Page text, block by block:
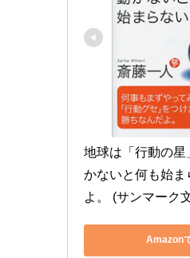
地球は「行動の星
かないと何も始ま
よ。 (サンマーク
Amazon